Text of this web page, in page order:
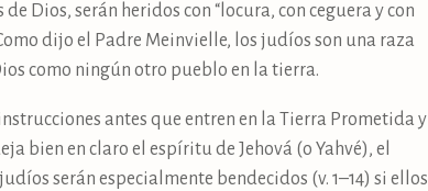
Dios, serán heridos con “locura, con ceguera y con
dijo el Padre Meinvielle, los judíos son una raza
como ningún otro pueblo en la tierra.
antes que entren en la Tierra Prometida y
bien en claro el espíritu de Jehová (o Yahvé), el
serán especialmente bendecidos (v. 1–14) si ellos